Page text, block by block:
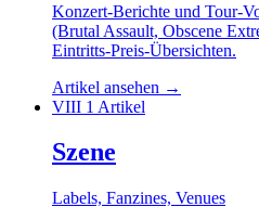
Konzert-Berichte und Tour-
(Brutal Assault, Obscene
Eintritts-Preis-Übersichten.
Artikel ansehen →
VIII 1 Artikel
Szene
Labels, Fanzines, Venues